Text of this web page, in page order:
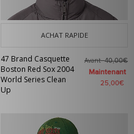
ACHAT RAPIDE
47 Brand Casquette
Boston Red Sox 2004
World Series Clean
Up
Avant40,00€
Maintenant
25,00€